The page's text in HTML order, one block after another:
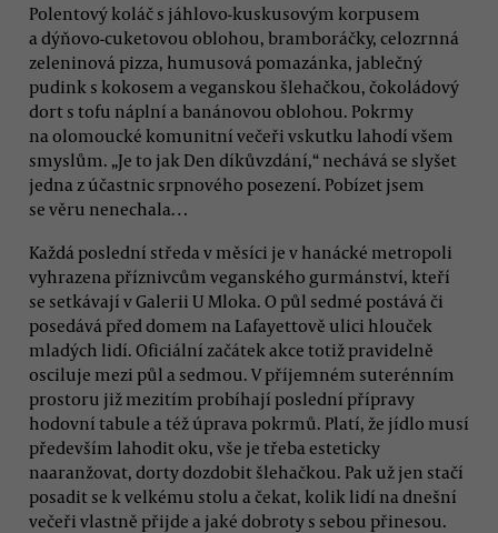
Polentový koláč s jáhlovo-kuskusovým korpusem
a dýňovo-cuketovou oblohou, bramboráčky, celozrnná
zeleninová pizza, humusová pomazánka, jablečný
pudink s kokosem a veganskou šlehačkou, čokoládový
dort s tofu náplní a banánovou oblohou. Pokrmy
na olomoucké komunitní večeři vskutku lahodí všem
smyslům. „Je to jak Den díkůvzdání,“ nechává se slyšet
jedna z účastnic srpnového posezení. Pobízet jsem
se věru nenechala…
Každá poslední středa v měsíci je v hanácké metropoli
vyhrazena příznivcům veganského gurmánství, kteří
se setkávají v Galerii U Mloka. O půl sedmé postává či
posedává před domem na Lafayettově ulici hlouček
mladých lidí. Oficiální začátek akce totiž pravidelně
osciluje mezi půl a sedmou. V příjemném suterénním
prostoru již mezitím probíhají poslední přípravy
hodovní tabule a též úprava pokrmů. Platí, že jídlo musí
především lahodit oku, vše je třeba esteticky
naaranžovat, dorty dozdobit šlehačkou. Pak už jen stačí
posadit se k velkému stolu a čekat, kolik lidí na dnešní
večeři vlastně přijde a jaké dobroty s sebou přinesou.